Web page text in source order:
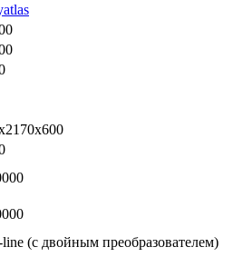
(с двойным преобразователем)